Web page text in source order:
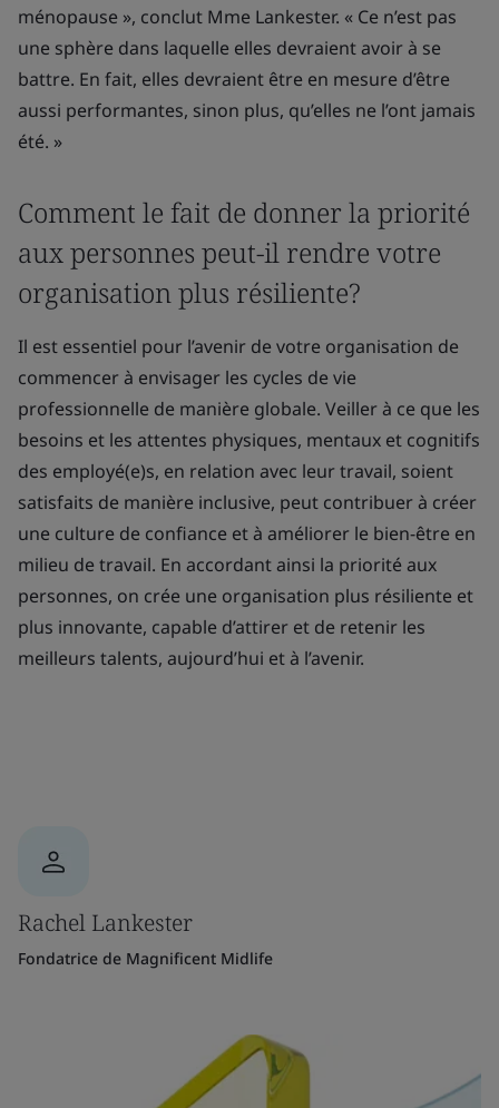
ménopause », conclut Mme Lankester. « Ce n’est pas
une sphère dans laquelle elles devraient avoir à se
battre. En fait, elles devraient être en mesure d’être
aussi performantes, sinon plus, qu’elles ne l’ont jamais
été. »
Comment le fait de donner la priorité
aux personnes peut-il rendre votre
organisation plus résiliente?
Il est essentiel pour l’avenir de votre organisation de
commencer à envisager les cycles de vie
professionnelle de manière globale. Veiller à ce que les
besoins et les attentes physiques, mentaux et cognitifs
des employé(e)s, en relation avec leur travail, soient
satisfaits de manière inclusive, peut contribuer à créer
une culture de confiance et à améliorer le bien-être en
milieu de travail. En accordant ainsi la priorité aux
personnes, on crée une organisation plus résiliente et
plus innovante, capable d’attirer et de retenir les
meilleurs talents, aujourd’hui et à l’avenir.
Rachel Lankester
Fondatrice de Magnificent Midlife